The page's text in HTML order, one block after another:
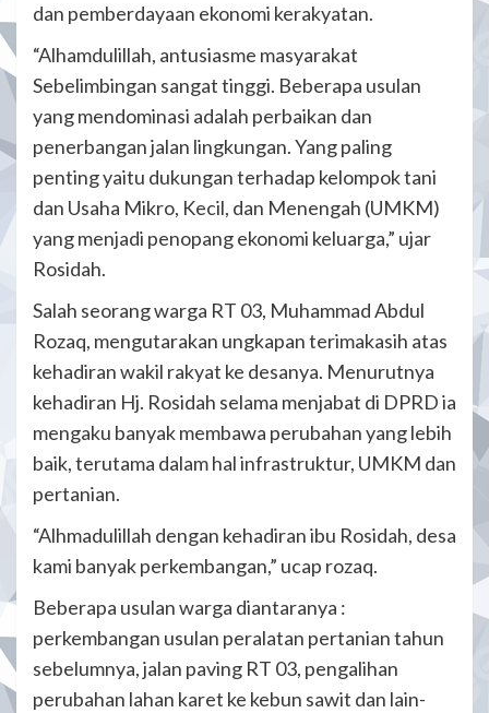
dan pemberdayaan ekonomi kerakyatan.
​“Alhamdulillah, antusiasme masyarakat
Sebelimbingan sangat tinggi. Beberapa usulan
yang mendominasi adalah perbaikan dan
penerbangan jalan lingkungan. Yang paling
penting yaitu dukungan terhadap kelompok tani
dan Usaha Mikro, Kecil, dan Menengah (UMKM)
yang menjadi penopang ekonomi keluarga,” ujar
Rosidah.
Salah seorang warga RT 03, Muhammad Abdul
Rozaq, mengutarakan ungkapan terimakasih atas
kehadiran wakil rakyat ke desanya. Menurutnya
kehadiran Hj. Rosidah selama menjabat di DPRD ia
mengaku banyak membawa perubahan yang lebih
baik, terutama dalam hal infrastruktur, UMKM dan
pertanian.
“Alhmadulillah dengan kehadiran ibu Rosidah, desa
kami banyak perkembangan,” ucap rozaq.
Beberapa usulan warga diantaranya :
perkembangan usulan peralatan pertanian tahun
sebelumnya, jalan paving RT 03, pengalihan
perubahan lahan karet ke kebun sawit dan lain-